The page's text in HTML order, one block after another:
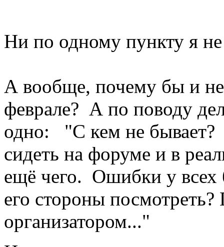
Ни по одному пункту я
А вообще, почему бы и
феврале? А по поводу
одно: "С кем не бывает?
сидеть на форуме и в
ещё чего. Ошибки у всех
его стороны посмотреть?
организатором..."